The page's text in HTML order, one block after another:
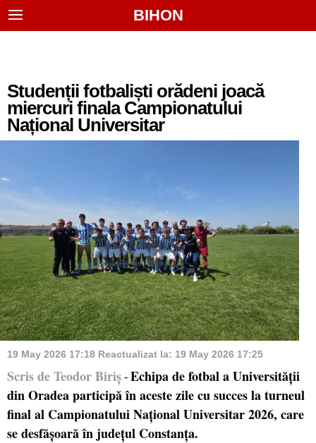
BIHON
Studenții fotbaliști orădeni joacă
miercuri finala Campionatului
Național Universitar
19 May 2026 17:18 Reactualizat la: 19 May 2026 17:25
Scris de Teodor Biriș - Echipa de fotbal a Universității
din Oradea participă în aceste zile cu succes la turneul
final al Campionatului Național Universitar 2026, care
se desfășoară în județul Constanța.